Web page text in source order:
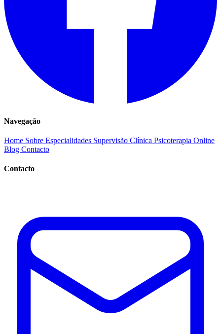
Navegação
Home Sobre Especialidades Supervisão Clínica Psicoterapia Online
Blog Contacto
Contacto